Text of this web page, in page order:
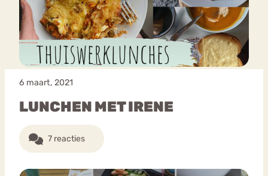
6 maart, 2021
LUNCHEN MET IRENE
7 reacties